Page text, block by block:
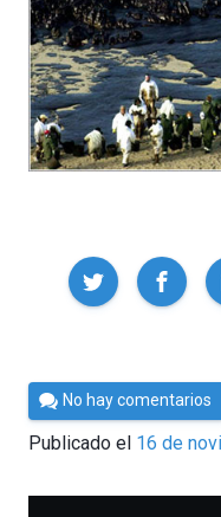
Compartir
Por
César
Tomé
No hay comentarios
Publicado el 16 de